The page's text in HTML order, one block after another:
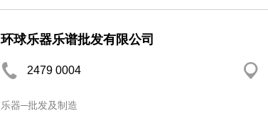
环球乐器乐谱批发有限公司
2479 0004
乐器─批发及制造